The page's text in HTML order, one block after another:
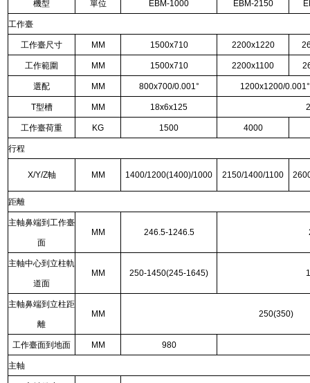
機型 單位 EBM-1000 EBM-2150
工作臺
工作臺尺寸 MM 1500x710 2200x1220
工作範圍 MM 1500x710 2200x1100
選配 MM 800x700/0.001° 1200x1200/
T型槽 MM 18x6x125
工作臺荷重 KG 1500 4000
行程
X/Y/Z軸 MM 1400/1200(1400)/1000 2150/1400/1100
距離
主軸鼻端到工作臺
面
MM 246.5-1246.5
主軸中心到立柱軌
道面
MM 250-1450(245-1645)
主軸鼻端到立柱距
離
MM 250(350)
工作臺面到地面 MM 980
主軸